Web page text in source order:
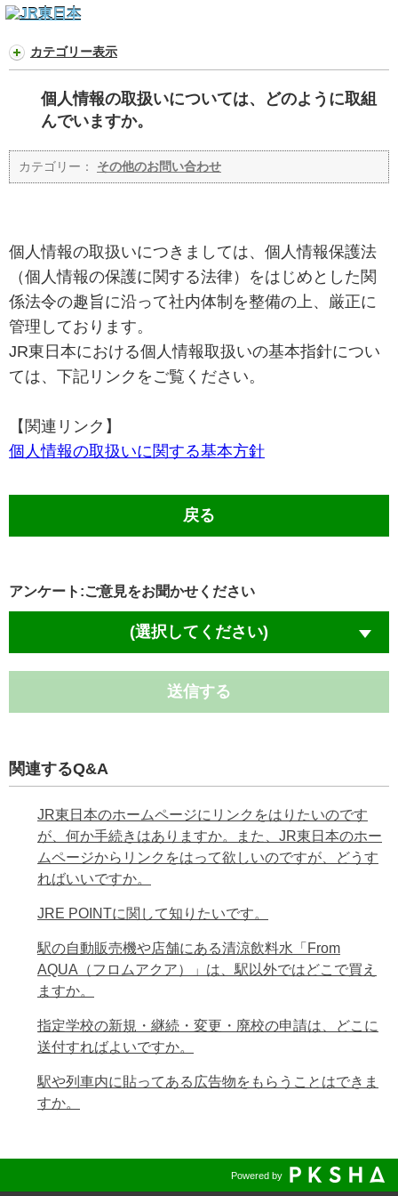
カテゴリー表示
個人情報の取扱いについては、どのように取組
んでいますか。
カテゴリー： その他のお問い合わせ
個人情報の取扱いにつきましては、個人情報保護法
（個人情報の保護に関する法律）をはじめとした関
係法令の趣旨に沿って社内体制を整備の上、厳正に
管理しております。
JR東日本における個人情報取扱いの基本指針につい
ては、下記リンクをご覧ください。
【関連リンク】
個人情報の取扱いに関する基本方針
戻る
アンケート:ご意見をお聞かせください
(選択してください)
送信する
関連するQ&A
JR東日本のホームページにリンクをはりたいのです
が、何か手続きはありますか。また、JR東日本のホー
ムページからリンクをはって欲しいのですが、どうす
ればいいですか。
JRE POINTに関して知りたいです。
駅の自動販売機や店舗にある清涼飲料水「From
AQUA（フロムアクア）」は、駅以外ではどこで買え
ますか。
指定学校の新規・継続・変更・廃校の申請は、どこに
送付すればよいですか。
駅や列車内に貼ってある広告物をもらうことはできま
すか。
Powered by